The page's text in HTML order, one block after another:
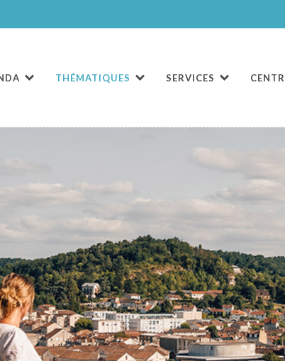
THÉMATIQUES SERVICES